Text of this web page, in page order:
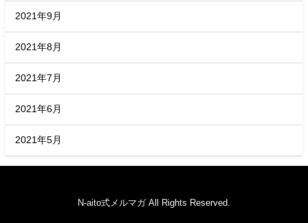
2021年9月
2021年8月
2021年7月
2021年6月
2021年5月
N-aito式メルマガ All Rights Reserved.